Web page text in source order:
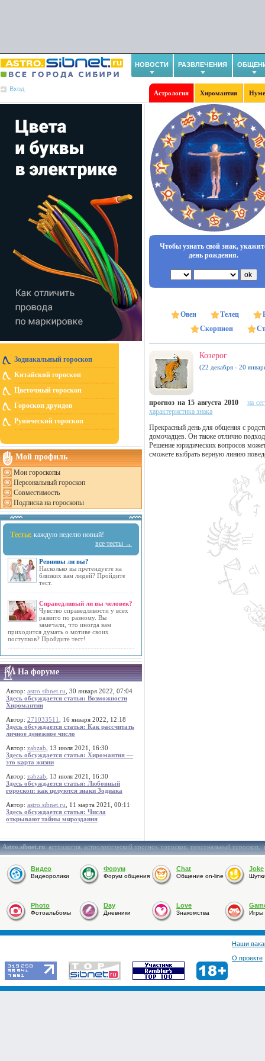
НОВОСТИ РАЗВЛЕЧЕНИЯ
Вход
Астрология Хиромантия
Зодиакальный гороскоп
Китайский гороскоп
Цветочный гороскоп
Гороскоп друидов
Рунический гороскоп
Мой профиль
Мои гороскопы
Персональный гороскоп
Совместимость
Подписка на гороскопы
Тесты: каждую неделю новый!
все тесты →
Ревнивы ли вы?
Насколько вы претендуете на
близких вам людей? Пройдите
тест.
Справедливый ли вы человек?
Чувство справедливости у всех
развито по разному. Вы
замечали, что иногда вам
приходится думать о мотиве своих
поступков? Пройдите тест!
На форуме
Автор: astro.sibnet.ru , 30 января 2022, 07:04
Здесь обсуждается статья: Возможности
Хиромантии
Автор: 271033511
, 16 января 2022, 12:18
Здесь обсуждается статья: Как рассчитать
личное денежное число
Автор: zabzab , 13 июля 2021, 16:30
Здесь обсуждается статья: Хиромантия —
это карта жизни
Автор: zabzab , 13 июля 2021, 16:30
Здесь обсуждается статья: Любовный
гороскоп: как целуются знаки Зодиака
Автор: astro.sibnet.ru , 11 марта 2021, 00:11
Здесь обсуждается статья: Числа
открывают тайны мироздания
Чтобы узнать свой знак,
день рождения.
Овен Телец
Скорпион
Козерог
(22 декабря - 20
прогноз на 15 августа 2010
на
характеристика знака
Прекрасный день для общения с
домочадцев. Он также отлично
Решение юридических вопросов
сможете выбрать верную линию
Astro.sibnet.ru:астрология,астрологический прогноз,гороскоп,персональный гороскоп,
Видео
Видеоролики
Форум
Форум общения
Chat
Общение on-line
Joke
Photo
Фотоальбомы
Day
Дневники
Love
Знакомства Игры
Наши
О проекте